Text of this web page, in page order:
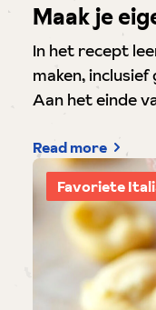
Maak je
In het recept
maken,
Aan het einde
Read more
Favoriete